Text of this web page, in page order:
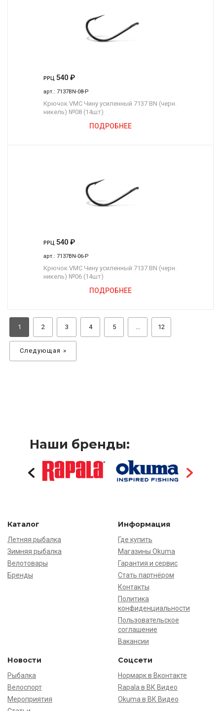
РРЦ 540 ₽
арт.: 7137BN-08-P
Крючок VMC Чину усиленный 7137 BN (черн.
никель) №08 (14шт)
ПОДРОБНЕЕ
РРЦ 540 ₽
арт.: 7137BN-06-P
Крючок VMC Чину усиленный 7137 BN (черн.
никель) №06 (14шт)
ПОДРОБНЕЕ
1 2 3 4 5 ... 12
Следующая »
Наши бренды:
Каталог
Летняя рыбалка
Зимняя рыбалка
Велотовары
Бренды
Информация
Где купить
Магазины Okuma
Гарантия и сервис
Стать партнёром
Контакты
Политика
конфиденциальности
Пользовательское
соглашение
Вакансии
Новости
Рыбалка
Велоспорт
Мероприятия
Соцсети
Нормарк в Вконтакте
Rapala в ВК Видео
Okuma в ВК Видео